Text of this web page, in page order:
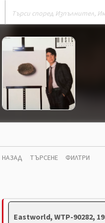
НАЗАД ТЪРСЕНЕ ФИЛТРИ
Eastworld, WTP-90282,